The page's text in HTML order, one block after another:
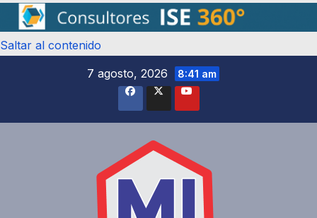
Saltar al contenido
7 agosto, 2026
8:41 am